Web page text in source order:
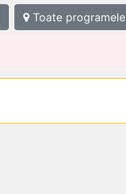
Toate programele